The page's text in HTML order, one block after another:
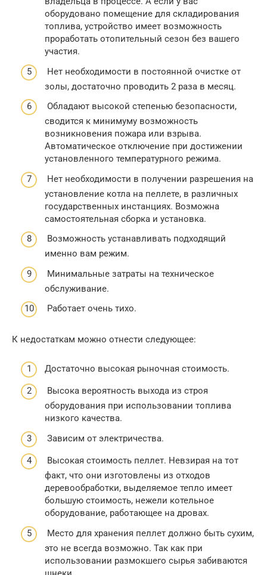
оборудовано помещение для складирования
топлива, устройство имеет возможность
проработать отопительный сезон без вашего
участия.
Нет необходимости в постоянной очистке от
золы, достаточно проводить 2 раза в месяц.
Обладают высокой степенью безопасности,
сводится к минимуму возможность
возникновения пожара или взрыва.
Автоматическое отключение при достижении
установленного температурного режима.
Нет необходимости в получении разрешения на
установление котла на пеллете, в различных
государственных инстанциях. Возможна
самостоятельная сборка и установка.
Возможность устанавливать подходящий
именно вам режим.
Минимальные затраты на техническое
обслуживание.
Работает очень тихо.
К недостаткам можно отнести следующее:
Достаточно высокая рыночная стоимость.
Высока вероятность выхода из строя
оборудования при использовании топлива
низкого качества.
Зависим от электричества.
Высокая стоимость пеллет. Невзирая на тот
факт, что они изготовлены из отходов
деревообработки, выделяемое тепло имеет
большую стоимость, нежели котельное
оборудование, работающее на дровах.
Место для хранения пеллет должно быть сухим,
это не всегда возможно. Так как при
использовании размокшего сырья забиваются